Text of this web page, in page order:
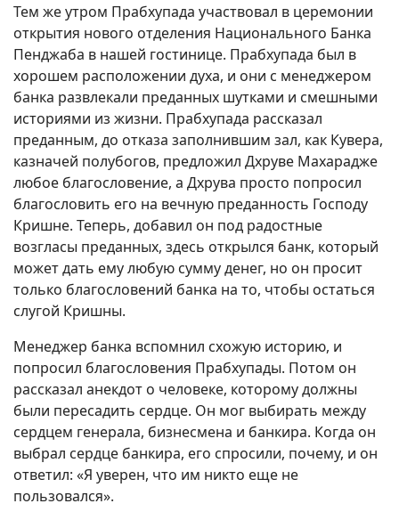
Тем же утром Прабхупада участвовал в церемонии
открытия нового отделения Национального Банка
Пенджаба в нашей гостинице. Прабхупада был в
хорошем расположении духа, и они с менеджером
банка развлекали преданных шутками и смешными
историями из жизни. Прабхупада рассказал
преданным, до отказа заполнившим зал, как Кувера,
казначей полубогов, предложил Дхруве Махарадже
любое благословение, а Дхрува просто попросил
благословить его на вечную преданность Господу
Кришне. Теперь, добавил он под радостные
возгласы преданных, здесь открылся банк, который
может дать ему любую сумму денег, но он просит
только благословений банка на то, чтобы остаться
слугой Кришны.
Менеджер банка вспомнил схожую историю, и
попросил благословения Прабхупады. Потом он
рассказал анекдот о человеке, которому должны
были пересадить сердце. Он мог выбирать между
сердцем генерала, бизнесмена и банкира. Когда он
выбрал сердце банкира, его спросили, почему, и он
ответил: «Я уверен, что им никто еще не
пользовался».